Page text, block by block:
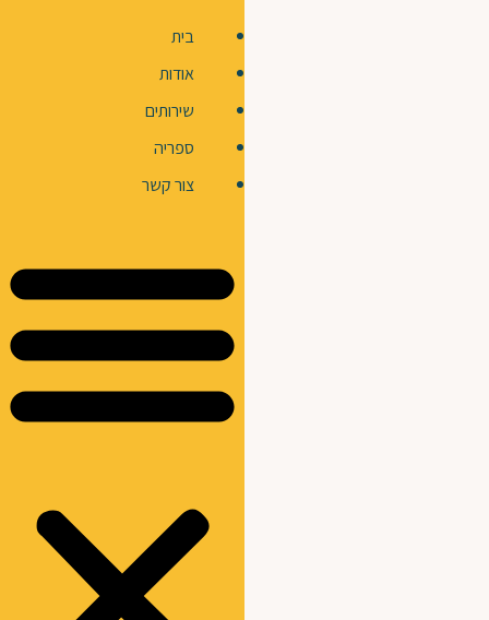
בית
אודות
שירותים
ספריה
צור קשר